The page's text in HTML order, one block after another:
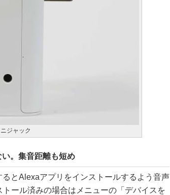
ジャック
。集音距離も短め
とAlexaアプリをインストールするよう音声
ール済みの場合はメニューの「デバイスを